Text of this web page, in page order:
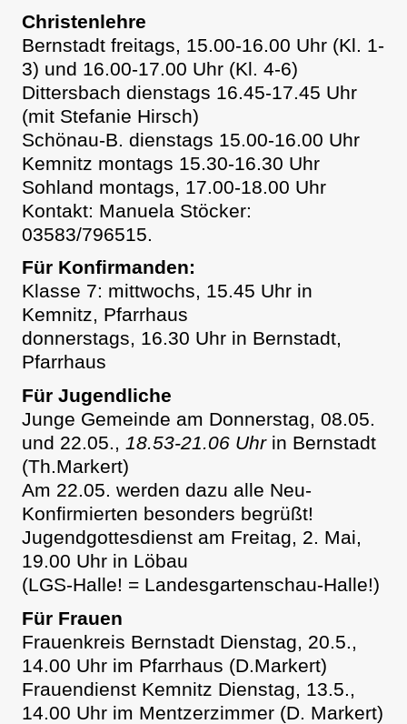
Christenlehre
Bernstadt freitags, 15.00-16.00 Uhr (Kl. 1-
3) und 16.00-17.00 Uhr (Kl. 4-6)
Dittersbach dienstags 16.45-17.45 Uhr
(mit Stefanie Hirsch)
Schönau-B. dienstags 15.00-16.00 Uhr
Kemnitz montags 15.30-16.30 Uhr
Sohland montags, 17.00-18.00 Uhr
Kontakt: Manuela Stöcker:
03583/796515.
Für Konfirmanden:
Klasse 7: mittwochs, 15.45 Uhr in
Kemnitz, Pfarrhaus
donnerstags, 16.30 Uhr in Bernstadt,
Pfarrhaus
Für Jugendliche
Junge Gemeinde am Donnerstag, 08.05.
und 22.05., 18.53-21.06 Uhrin Bernstadt
(Th.Markert)
Am 22.05. werden dazu alle Neu-
Konfirmierten besonders begrüßt!
Jugendgottesdienst am Freitag, 2. Mai,
19.00 Uhr in Löbau
(LGS-Halle! = Landesgartenschau-Halle!)
Für Frauen
Frauenkreis Bernstadt Dienstag, 20.5.,
14.00 Uhr im Pfarrhaus (D.Markert)
Frauendienst Kemnitz Dienstag, 13.5.,
14.00 Uhr im Mentzerzimmer (D. Markert)